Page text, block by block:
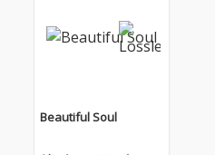
Beautiful Soul